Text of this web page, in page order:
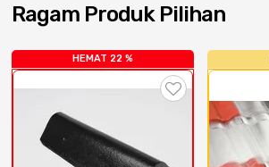
Ragam Produk Pilihan
HEMAT 22 %